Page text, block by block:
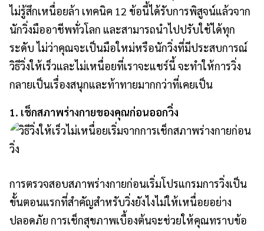
ไม่รู้สึกเหนื่อยล้า เทคนิค 12 ข้อนี้ได้รับการพิสูจน์แล้วจาก
นักวิ่งมืออาชีพทั่วโลก และสามารถนำไปปรับใช้ได้ทุก
ระดับ ไม่ว่าคุณจะเป็นมือใหม่หรือนักวิ่งที่มีประสบการณ์
วิธีวิ่งให้เร็วและไม่เหนื่อยที่เราจะแชร์นี้ จะทำให้การวิ่ง
กลายเป็นเรื่องสนุกและท้าทายมากกว่าที่เคยเป็น
1. เช็กสภาพร่างกายของคุณก่อนออกวิ่ง
การตรวจสอบสภาพร่างกายก่อนเริ่มโปรแกรมการวิ่งเป็น
ขั้นตอนแรกที่สำคัญสำหรับวิ่งยังไงไม่ให้เหนื่อยอย่าง
ปลอดภัย การเช็กสุขภาพเบื้องต้นจะช่วยให้คุณทราบข้อ